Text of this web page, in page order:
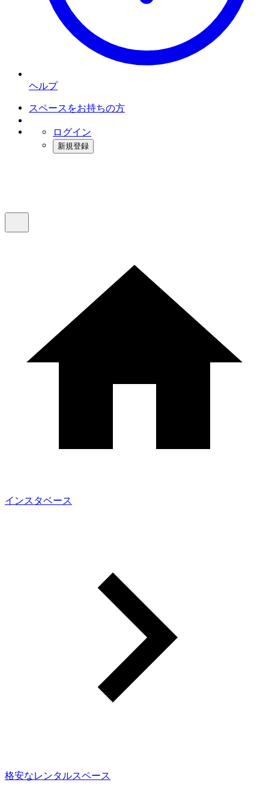
ヘルプ
スペースをお持ちの方
ログイン
新規登録
インスタベース
格安なレンタルスペース